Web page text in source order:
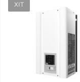
ХІТ